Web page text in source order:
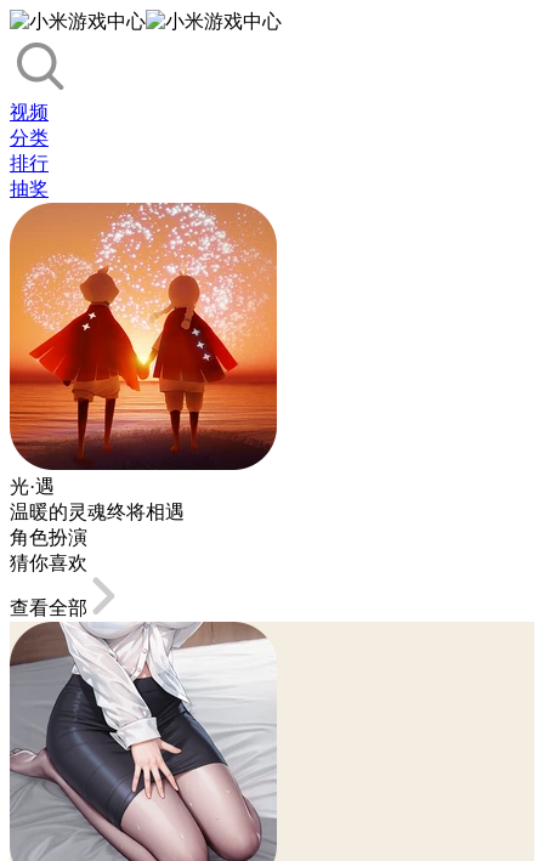
视频
分类
排行
抽奖
光·遇
温暖的灵魂终将相遇
角色扮演
猜你喜欢
查看全部